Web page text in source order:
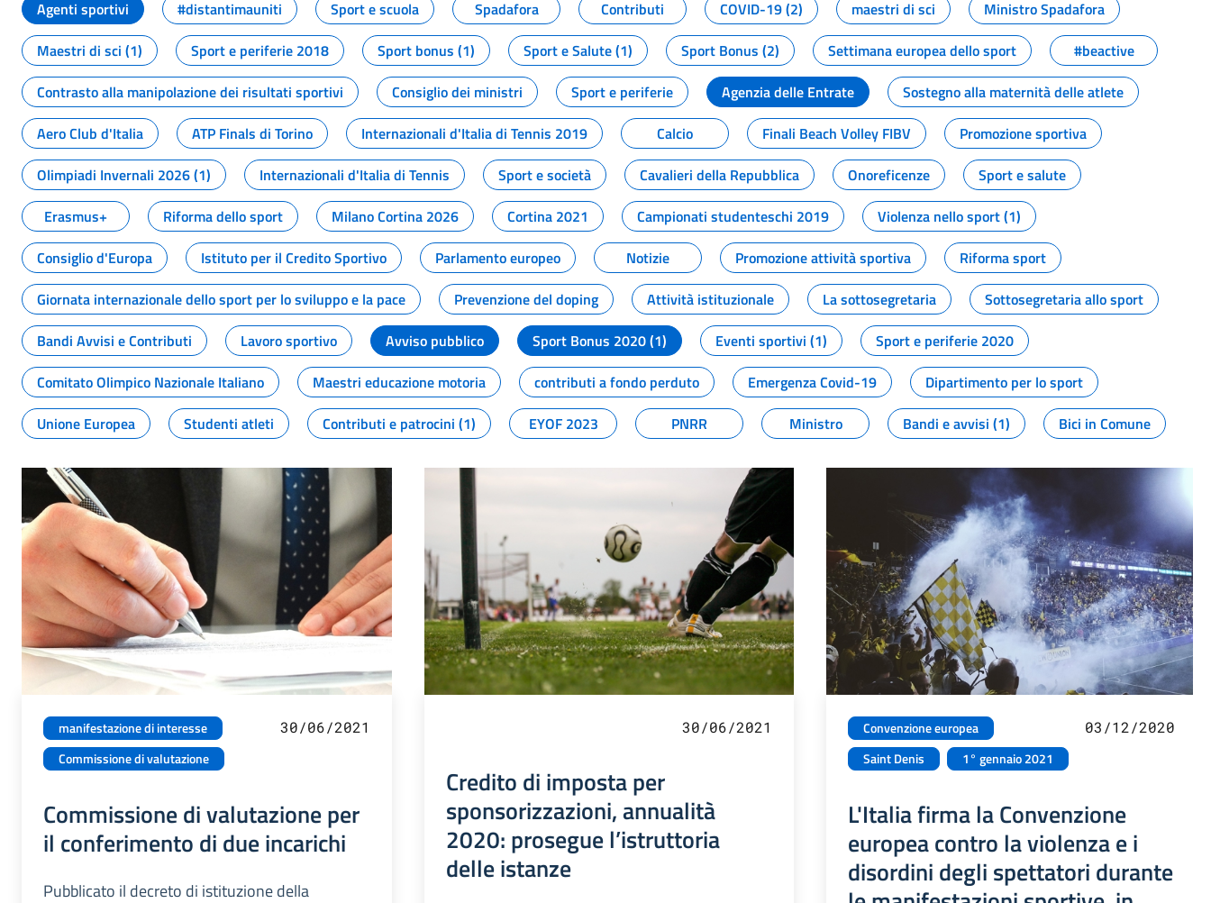
Agenti sportivi
#distantimauniti Sport e scuola Spadafora Contributi COVID-19 (2) maestri di sci
Ministro Spadafora
Maestri di sci (1)
Sport e periferie 2018 Sport bonus (1) Sport e Salute (1) Sport Bonus (2) Settimana europea dello sport
#beactive
Contrasto alla manipolazione dei risultati sportivi
Consiglio dei ministri Sport e periferie Agenzia delle Entrate
Sostegno alla maternità delle atlete
Aero Club d'Italia
ATP Finals di Torino Internazionali d'Italia di Tennis 2019 Calcio Finali Beach Volley FIBV
Promozione sportiva
Olimpiadi Invernali 2026 (1)
Internazionali d'Italia di Tennis Sport e società Cavalieri della Repubblica Onoreficenze
Sport e salute
Erasmus+
Riforma dello sport Milano Cortina 2026 Cortina 2021 Campionati studenteschi 2019
Violenza nello sport (1)
Consiglio d'Europa
Istituto per il Credito Sportivo Parlamento europeo Notizie Promozione attività sportiva
Riforma sport
Giornata internazionale dello sport per lo sviluppo e la pace
Prevenzione del doping Attività istituzionale La sottosegretaria
Sottosegretaria allo sport
Bandi Avvisi e Contributi
Lavoro sportivo Avviso pubblico Sport Bonus 2020 (1) Eventi sportivi (1)
Sport e periferie 2020
Comitato Olimpico Nazionale Italiano
Maestri educazione motoria contributi a fondo perduto Emergenza Covid-19
Dipartimento per lo sport
Unione Europea
Studenti atleti Contributi e patrocini (1) EYOF 2023 PNRR Ministro Bandi e avvisi (1) Bici in Comune
manifestazione di interesse
Commissione di valutazione
30/06/2021
Commissione di valutazione per
il conferimento di due incarichi
Pubblicato il decreto di istituzione della
30/06/2021
Credito di imposta per
sponsorizzazioni, annualità
2020: prosegue l’istruttoria
delle istanze
Convenzione europea
Saint Denis
1° gennaio 2021
03/12/2020
L'Italia firma la Convenzione
europea contro la violenza e i
disordini degli spettatori durante